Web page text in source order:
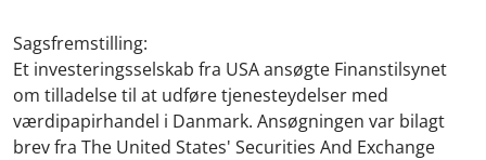
Sagsfremstilling:
Et investeringsselskab fra USA ansøgte Finanstilsynet
om tilladelse til at udføre tjenesteydelser med
værdipapirhandel i Danmark. Ansøgningen var bilagt
brev fra The United States' Securities And Exchange